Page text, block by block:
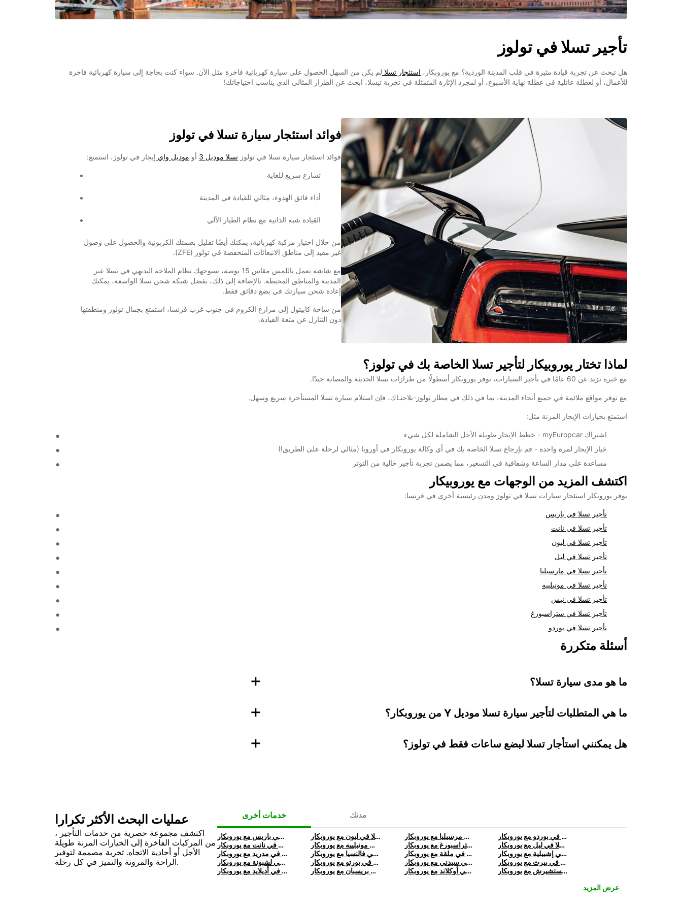
تأجير تسلا في تولوز
هل تبحث عن تجربة قيادة مثيرة في قلب المدينة الوردية؟ مع يوروبكار، استئجار تسلا لم يكن من السهل الحصول على سيارة كهربائية فاخرة مثل الآن. سواء كنت بحاجة إلى سيارة كهربائية فاخرة
للأعمال، أو لعطلة عائلية في عطلة نهاية الأسبوع، أو لمجرد الإثارة المتمثلة في تجربة تيسلا، ابحث عن الطراز المثالي الذي يناسب احتياجاتك!
فوائد استئجار سيارة تسلا في تولوز
فوائد استئجار سيارة تسلا في تولوز تسلا موديل 3 أو موديل واي إيجار في تولوز، استمتع:
تسارع سريع للغاية
أداء فائق الهدوء، مثالي للقيادة في المدينة
القيادة شبه الذاتية مع نظام الطيار الآلي
من خلال اختيار مركبة كهربائية، يمكنك أيضًا تقليل بصمتك الكربونية والحصول على وصول
غير مقيد إلى مناطق الانبعاثات المنخفضة في تولوز (ZFE).
مع شاشة تعمل باللمس مقاس 15 بوصة، سيوجهك نظام الملاحة البديهي في تسلا عبر
المدينة والمناطق المحيطة. بالإضافة إلى ذلك، بفضل شبكة شحن تسلا الواسعة، يمكنك
إعادة شحن سيارتك في بضع دقائق فقط.
من ساحة كابيتول إلى مزارع الكروم في جنوب غرب فرنسا، استمتع بجمال تولوز ومنطقتها
دون التنازل عن متعة القيادة.
لماذا تختار يوروبيكار لتأجير تسلا الخاصة بك في تولوز؟
مع خبرة تزيد عن 60 عامًا في تأجير السيارات، توفر يوروبكار أسطولًا من طرازات تسلا الحديثة والمصانة جيدًا.
مع توفر مواقع ملائمة في جميع أنحاء المدينة، بما في ذلك في مطار تولوز-بلاجنـاك، فإن استلام سيارة تسلا المستأجرة سريع وسهل.
استمتع بخيارات الإيجار المرنة مثل:
اشتراك myEuropcar - خطط الإيجار طويلة الأجل الشاملة لكل شيء
خيار الإيجار لمرة واحدة - قم بإرجاع تسلا الخاصة بك في أي وكالة يوروبكار في أوروبا (مثالي لرحلة على الطريق!)
مساعدة على مدار الساعة وشفافية في التسعير، مما يضمن تجربة تأجير خالية من التوتر
اكتشف المزيد من الوجهات مع يوروبيكار
يوفر يوروبكار استئجار سيارات تسلا في تولوز ومدن رئيسية أخرى في فرنسا:
تأجير تسلا في باريس
تأجير تسلا في نانت
تأجير تسلا في ليون
تأجير تسلا في ليل
تأجير تسلا في مارسيليا
تأجير تسلا في مونبلييه
تأجير تسلا في نيس
تأجير تسلا في ستراسبورغ
تأجير تسلا في بوردو
أسئلة متكررة
ما هو مدى سيارة تسلا؟ +
ما هي المتطلبات لتأجير سيارة تسلا موديل Y من يوروبكار؟ +
هل يمكنني استأجار تسلا لبضع ساعات فقط في تولوز؟ +
عمليات البحث الأكثر تكرارا
اكتشف مجموعة حصرية من خدمات التأجير ،
من المركبات الفاخرة إلى الخيارات المرنة طويلة
الأجل أو أحادية الاتجاه. تجربة مصممة لتوفير
الراحة والمرونة والتميز في كل رحلة.
خدمات أخرى مدنك
تأجير تسلا في باريس مع يوروبكار تأجير تسلا في ليون مع يوروبكار تأجير تسلا في مرسيليا مع يوروبكار
تأجير تسلا في بوردو مع يوروبكار
تأجير تسلا في نانت مع يوروبكار
تأجير تسلا في مونبلييه مع يوروبكار تأجير تسلا في ستراسبورغ مع يوروبكار
تأجير تسلا في ليل مع يوروبكار
تأجير تسلا في مدريد مع يوروبكار
تأجير تسلا في فالنسيا مع يوروبكار تأجير تسلا في ملقة مع يوروبكار
تأجير تسلا في إشبيلية مع يوروبكار
تأجير تسلا في لشبونة مع يوروبكار
تأجير تسلا في بورتو مع يوروبكار تأجير تسلا في سيدني مع يوروبكار
تأجير تسلا في بيرث مع يوروبكار
تأجير تسلا في أديلايد مع يوروبكار
تأجير تسلا في بريسبان مع يوروبكار تأجير تسلا في أوكلاند مع يوروبكار
تأجير تسلا في كرايستشيرش مع يوروبكار
عرض المزيد